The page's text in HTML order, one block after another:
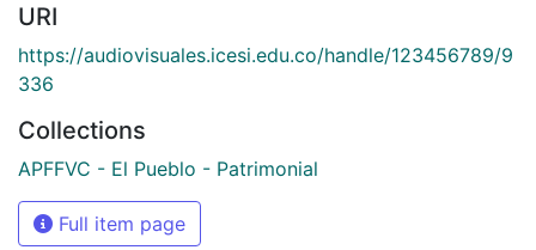
URI
https://audiovisuales.icesi.edu.co/handle/123456789/9
336
Collections
APFFVC - El Pueblo - Patrimonial
Full item page